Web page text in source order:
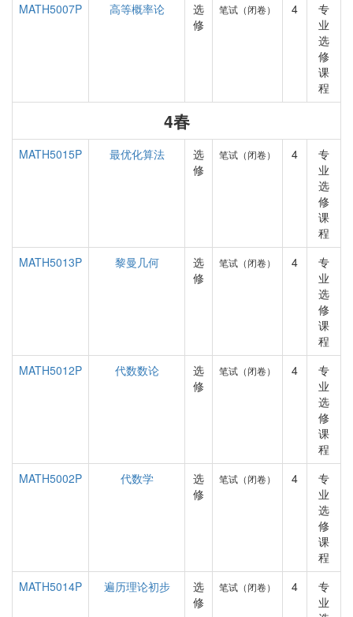
MATH5007P
高等概率论
选
修
笔试（闭卷） 4
专
业
选
修
课
程
4春
MATH5015P 最优化算法
选
修
笔试（闭卷） 4
专
业
选
修
课
程
MATH5013P
黎曼几何
选
修
笔试（闭卷） 4
专
业
选
修
课
程
MATH5012P
代数数论
选
修
笔试（闭卷） 4
专
业
选
修
课
程
MATH5002P
代数学
选
修
笔试（闭卷） 4
专
业
选
修
课
程
MATH5014P
遍历理论初步
选
修
笔试（闭卷） 4
专
业